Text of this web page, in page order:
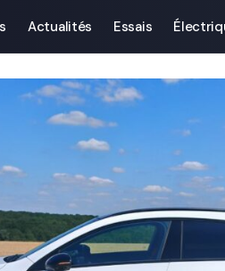
Actualités Essais